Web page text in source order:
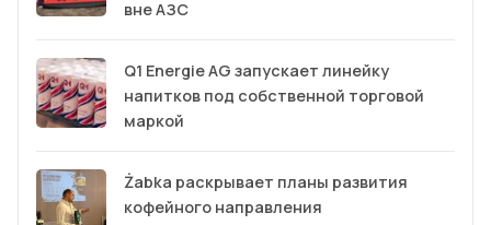
вне АЗС
Q1 Energie AG запускает линейку
напитков под собственной торговой
маркой
Żabka раскрывает планы развития
кофейного направления